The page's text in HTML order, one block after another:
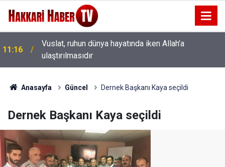
Vuslat, ruhun dünya hayatında iken Allah’a
ulaştırılmasıdır
11:11
Behnaber’den Ayak Kokusu İçin Yeni Ürün
Anasayfa Güncel Dernek Başkanı Kaya seçildi
Dernek Başkanı Kaya seçildi